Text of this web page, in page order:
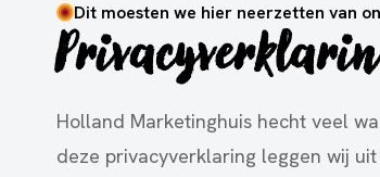
Dit moesten we hier neerzetten van
Holland Marketinghuis hecht veel
deze privacyverklaring leggen wij